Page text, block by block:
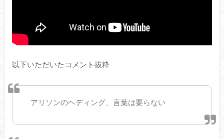
以下いただいたコメント抜粋
アリソンのヘディング、言葉は要らない